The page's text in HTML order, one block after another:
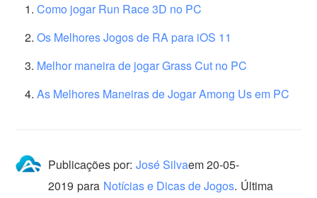
Como jogar Run Race 3D no PC
Os Melhores Jogos de RA para iOS 11
Melhor maneira de jogar Grass Cut no PC
As Melhores Maneiras de Jogar Among Us em PC
Publicações por: José Silvaem20-05-
2019 para Notícias e Dicas de Jogos. Última